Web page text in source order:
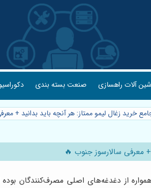
آلات راهسازی صنعت بسته بندی
خرید زغال لیمو ممتاز: هر آنچه باید بدانید +
+ معرفی سالارسوز جنوب 🔥
از دغدغه‌های اصلی مصرف‌کنندگان